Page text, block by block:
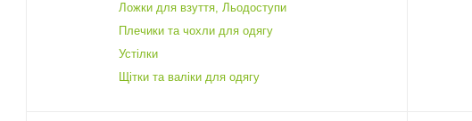
Ложки для взуття, Льодоступи
Плечики та чохли для одягу
Устілки
Щітки та валіки для одягу